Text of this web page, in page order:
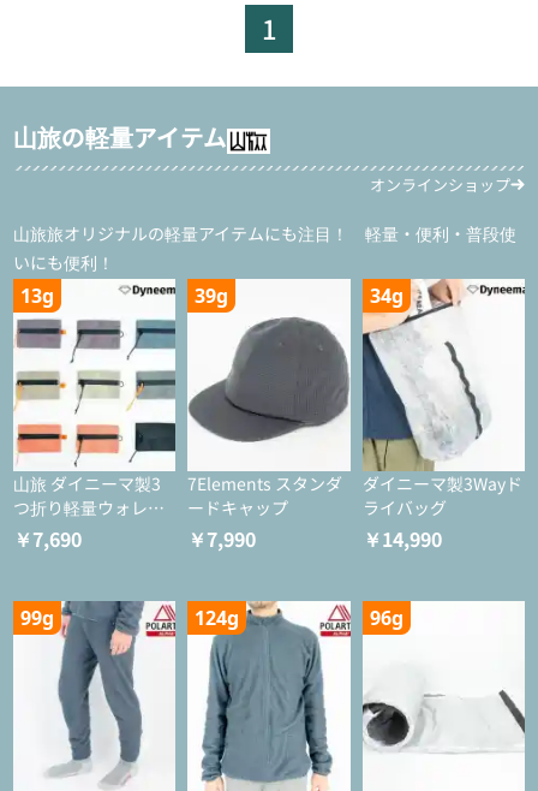
#スマホホルダー
1
山旅の軽量アイテム
オンラインショップ
山旅旅オリジナルの軽量アイテムにも注目！ 軽量・便利・普段使
いにも便利！
13g
山旅 ダイニーマ製3
つ折り軽量ウォレッ
ト
￥7,690
39g
7Elements スタンダ
ードキャップ
￥7,990
34g
ダイニーマ製3Wayド
ライバッグ
￥14,990
99g 124g 96g